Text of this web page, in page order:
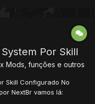
Por Skill
Mods, funções e outros
Skill Configurado No
NextBr vamos lá: